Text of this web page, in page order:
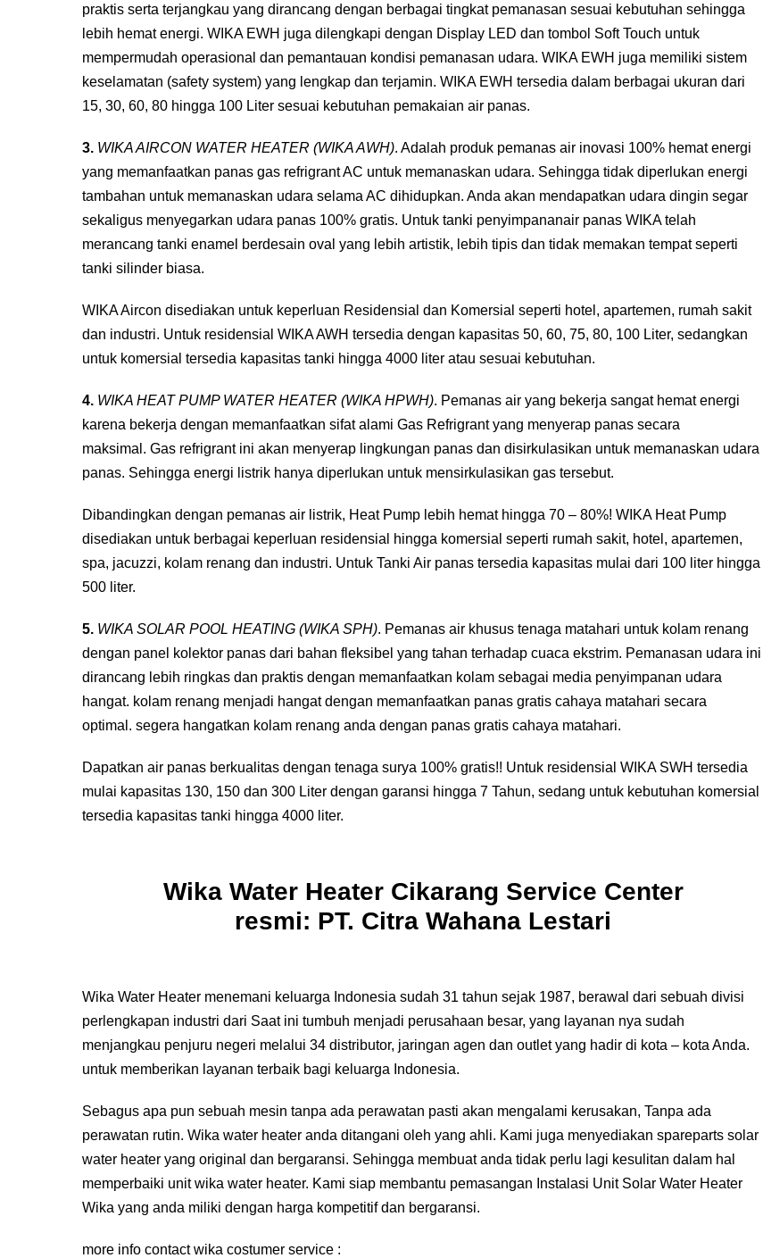
praktis serta terjangkau yang dirancang dengan berbagai tingkat pemanasan sesuai kebutuhan sehingga
lebih hemat energi. WIKA EWH juga dilengkapi dengan Display LED dan tombol Soft Touch untuk
mempermudah operasional dan pemantauan kondisi pemanasan udara. WIKA EWH juga memiliki sistem
keselamatan (safety system) yang lengkap dan terjamin. WIKA EWH tersedia dalam berbagai ukuran dari
15, 30, 60, 80 hingga 100 Liter sesuai kebutuhan pemakaian air panas.
3. WIKA AIRCON WATER HEATER (WIKA AWH). Adalah produk pemanas air inovasi 100% hemat energi
yang memanfaatkan panas gas refrigrant AC untuk memanaskan udara. Sehingga tidak diperlukan energi
tambahan untuk memanaskan udara selama AC dihidupkan. Anda akan mendapatkan udara dingin segar
sekaligus menyegarkan udara panas 100% gratis. Untuk tanki penyimpananair panas WIKA telah
merancang tanki enamel berdesain oval yang lebih artistik, lebih tipis dan tidak memakan tempat seperti
tanki silinder biasa.
WIKA Aircon disediakan untuk keperluan Residensial dan Komersial seperti hotel, apartemen, rumah sakit
dan industri. Untuk residensial WIKA AWH tersedia dengan kapasitas 50, 60, 75, 80, 100 Liter, sedangkan
untuk komersial tersedia kapasitas tanki hingga 4000 liter atau sesuai kebutuhan.
4. WIKA HEAT PUMP WATER HEATER (WIKA HPWH). Pemanas air yang bekerja sangat hemat energi
karena bekerja dengan memanfaatkan sifat alami Gas Refrigrant yang menyerap panas secara
maksimal. Gas refrigrant ini akan menyerap lingkungan panas dan disirkulasikan untuk memanaskan udara
panas. Sehingga energi listrik hanya diperlukan untuk mensirkulasikan gas tersebut.
Dibandingkan dengan pemanas air listrik, Heat Pump lebih hemat hingga 70 – 80%! WIKA Heat Pump
disediakan untuk berbagai keperluan residensial hingga komersial seperti rumah sakit, hotel, apartemen,
spa, jacuzzi, kolam renang dan industri. Untuk Tanki Air panas tersedia kapasitas mulai dari 100 liter hingga
500 liter.
5. WIKA SOLAR POOL HEATING (WIKA SPH). Pemanas air khusus tenaga matahari untuk kolam renang
dengan panel kolektor panas dari bahan fleksibel yang tahan terhadap cuaca ekstrim. Pemanasan udara ini
dirancang lebih ringkas dan praktis dengan memanfaatkan kolam sebagai media penyimpanan udara
hangat. kolam renang menjadi hangat dengan memanfaatkan panas gratis cahaya matahari secara
optimal. segera hangatkan kolam renang anda dengan panas gratis cahaya matahari.
Dapatkan air panas berkualitas dengan tenaga surya 100% gratis!! Untuk residensial WIKA SWH tersedia
mulai kapasitas 130, 150 dan 300 Liter dengan garansi hingga 7 Tahun, sedang untuk kebutuhan komersial
tersedia kapasitas tanki hingga 4000 liter.
Wika Water Heater Cikarang Service Center
resmi: PT. Citra Wahana Lestari
Wika Water Heater menemani keluarga Indonesia sudah 31 tahun sejak 1987, berawal dari sebuah divisi
perlengkapan industri dari Saat ini tumbuh menjadi perusahaan besar, yang layanan nya sudah
menjangkau penjuru negeri melalui 34 distributor, jaringan agen dan outlet yang hadir di kota – kota Anda.
untuk memberikan layanan terbaik bagi keluarga Indonesia.
Sebagus apa pun sebuah mesin tanpa ada perawatan pasti akan mengalami kerusakan, Tanpa ada
perawatan rutin. Wika water heater anda ditangani oleh yang ahli. Kami juga menyediakan spareparts solar
water heater yang original dan bergaransi. Sehingga membuat anda tidak perlu lagi kesulitan dalam hal
memperbaiki unit wika water heater. Kami siap membantu pemasangan Instalasi Unit Solar Water Heater
Wika yang anda miliki dengan harga kompetitif dan bergaransi.
more info contact wika costumer service :